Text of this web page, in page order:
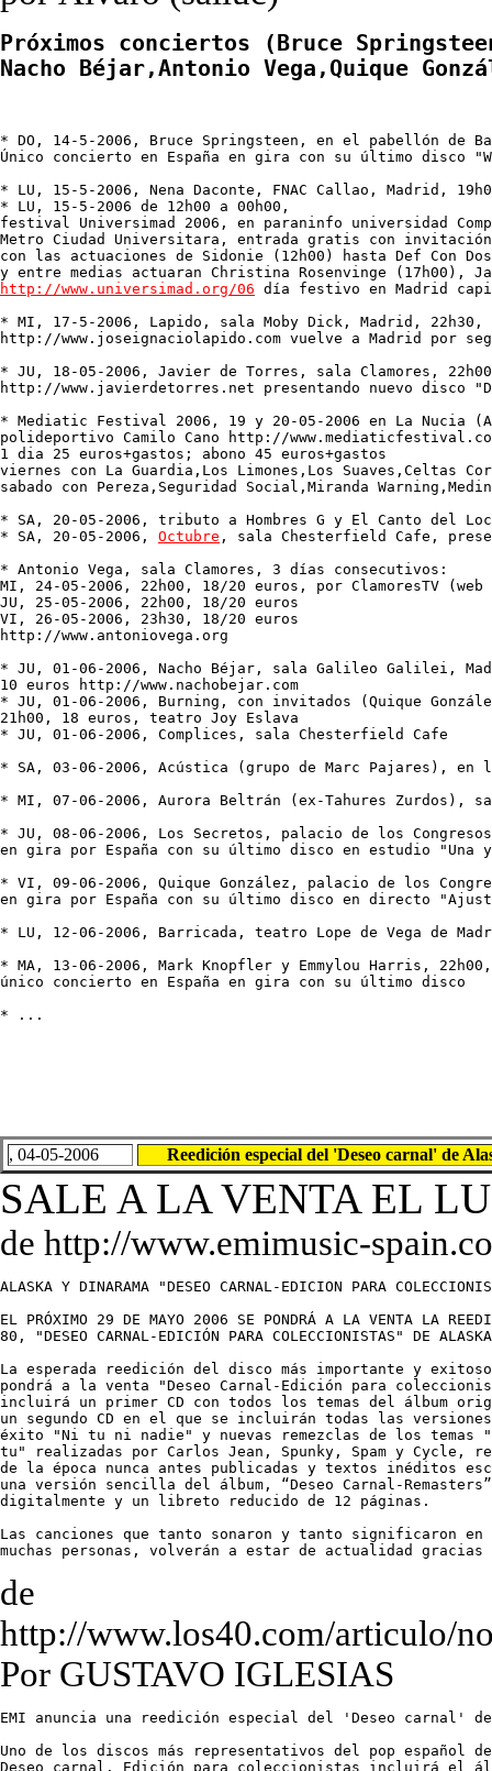
Próximos conciertos (Bruce
Nacho Béjar,Antonio Vega,Quique
* DO, 14-5-2006, Bruce Springsteen, en el pabellón de
Único concierto en España en gira con su último disco
* LU, 15-5-2006, Nena Daconte, FNAC Callao, Madrid,
* LU, 15-5-2006 de 12h00 a 00h00,
festival Universimad 2006, en paraninfo universidad
Metro Ciudad Universitara, entrada gratis con
con las actuaciones de Sidonie (12h00) hasta Def Con
http://www.universimad.org/06 día festivo en Madrid
* MI, 17-5-2006, Lapido, sala Moby Dick, Madrid, 22h30,
http://www.joseignaciolapido.com vuelve a Madrid por
* JU, 18-05-2006, Javier de Torres, sala Clamores,
http://www.javierdetorres.net presentando nuevo disco
* Mediatic Festival 2006, 19 y 20-05-2006 en La Nucia
polideportivo Camilo Cano http://
1 dia 25 euros+gastos; abono 45 euros+gastos
viernes con La Guardia,Los Limones,Los Suaves,Celtas
sabado con Pereza,Seguridad Social,Miranda
* SA, 20-05-2006, tributo a Hombres G y El Canto del
* SA, 20-05-2006, Octubre , sala Chesterfield Cafe,
* Antonio Vega, sala Clamores, 3 días consecutivos:
MI, 24-05-2006, 22h00, 18/20 euros, por ClamoresTV (web
JU, 25-05-2006, 22h00, 18/20 euros
VI, 26-05-2006, 23h30, 18/20 euros
http://www.antoniovega.org
* JU, 01-06-2006, Nacho Béjar, sala Galileo Galilei,
10 euros http://www.nachobejar.com
* JU, 01-06-2006, Burning, con invitados (Quique
21h00, 18 euros, teatro Joy Eslava
* JU, 01-06-2006, Complices, sala Chesterfield Cafe
* SA, 03-06-2006, Acústica (grupo de Marc Pajares), en
* MI, 07-06-2006, Aurora Beltrán (ex-Tahures Zurdos),
* JU, 08-06-2006, Los Secretos, palacio de los
en gira por España con su último disco en estudio
* VI, 09-06-2006, Quique González, palacio de los
en gira por España con su último disco en directo
* LU, 12-06-2006, Barricada, teatro Lope de Vega de
* MA, 13-06-2006, Mark Knopfler y Emmylou Harris,
único concierto en España en gira con su último disco
* ...
, 04-05-2006 Reedición especial del 'Deseo carnal' de
SALE A LA VENTA EL
de http://www.emimusic-
ALASKA Y DINARAMA "DESEO CARNAL-EDICION PARA
EL PRÓXIMO 29 DE MAYO 2006 SE PONDRÁ A LA VENTA LA
80, "DESEO CARNAL-EDICIÓN PARA COLECCIONISTAS" DE
La esperada reedición del disco más importante y
pondrá a la venta "Deseo Carnal-Edición para
incluirá un primer CD con todos los temas del álbum
un segundo CD en el que se incluirán todas las
éxito "Ni tu ni nadie" y nuevas remezclas de los temas
tu" realizadas por Carlos Jean, Spunky, Spam y Cycle,
de la época nunca antes publicadas y textos inéditos
una versión sencilla del álbum, “Deseo Carnal-
digitalmente y un libreto reducido de 12 páginas.
Las canciones que tanto sonaron y tanto significaron
muchas personas, volverán a estar de actualidad
de
http://www.los40.com/articulo/
Por GUSTAVO IGLESIAS
EMI anuncia una reedición especial del 'Deseo carnal'
Uno de los discos más representativos del pop español
Deseo carnal. Edición para coleccionistas incluirá el